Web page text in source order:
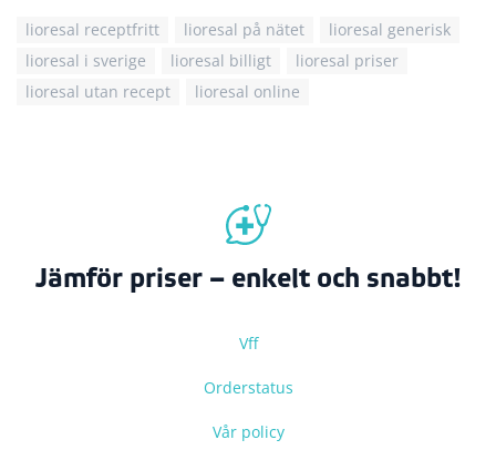
lioresal receptfritt
lioresal på nätet
lioresal generisk
lioresal i sverige
lioresal billigt
lioresal priser
lioresal utan recept
lioresal online
Jämför priser – enkelt och snabbt!
Vff
Orderstatus
Vår policy